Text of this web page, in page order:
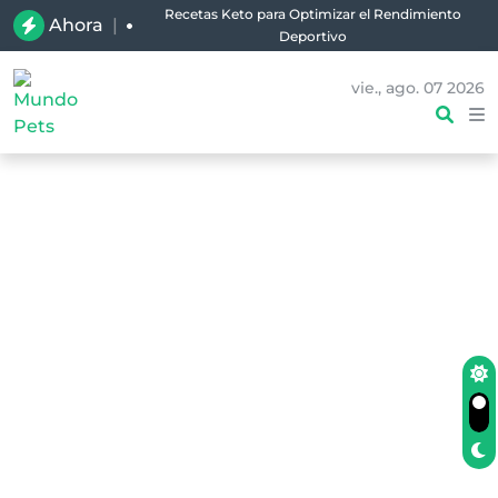
Ahora |
Planifica tus Comidas Keto para la Semana: Guía y
vie., ago. 07 2026